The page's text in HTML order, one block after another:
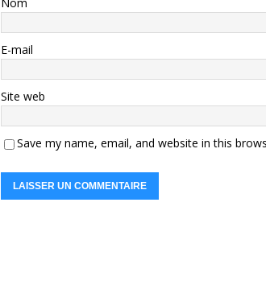
Nom
E-mail
Site web
Save my name, email, and website in this